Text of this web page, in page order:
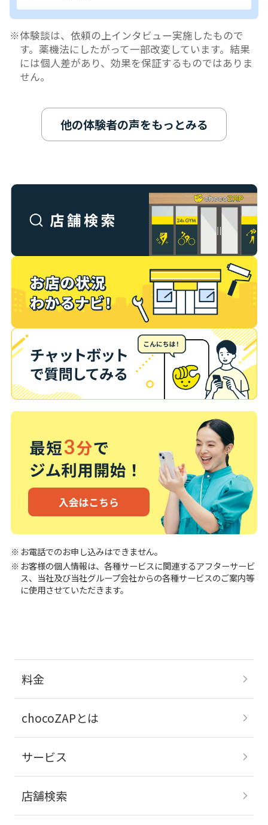
体験談は、依頼の上インタビュー実施したもので
す。薬機法にしたがって一部改変しています。結果
には個人差があり、効果を保証するものではありま
せん。
他の体験者の声をもっとみる
お電話でのお申し込みはできません。
お客様の個人情報は、各種サービスに関連するアフターサービ
ス、当社及び当社グループ会社からの各種サービスのご案内等
に使用させていただきます。
料金
chocoZAPとは
サービス
店舗検索